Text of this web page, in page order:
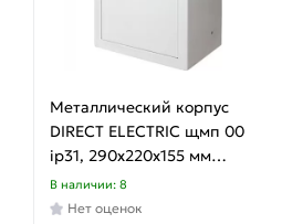
Металлический корпус
DIRECT ELECTRIC щмп 00
ip31, 290x220x155 мм
DE16202086
В наличии: 8
Нет оценок